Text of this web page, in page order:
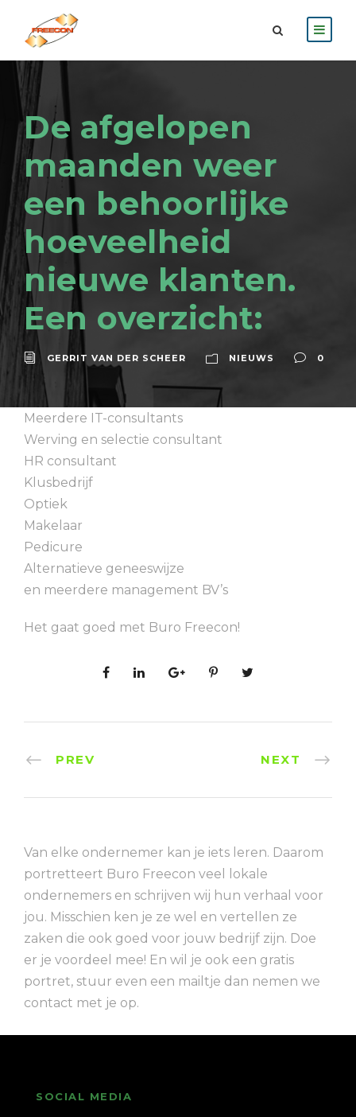
De afgelopen
maanden weer
een behoorlijke
hoeveelheid
nieuwe klanten.
Een overzicht:
GERRIT VAN DER SCHEER NIEUWS 0
Meerdere IT-consultants
Werving en selectie consultant
HR consultant
Klusbedrijf
Optiek
Makelaar
Pedicure
Alternatieve geneeswijze
en meerdere management BV’s
Het gaat goed met Buro Freecon!
PREV NEXT
Van elke ondernemer kan je iets leren. Daarom
portretteert Buro Freecon veel lokale
ondernemers en schrijven wij hun verhaal voor
jou. Misschien ken je ze wel en vertellen ze
zaken die ook goed voor jouw bedrijf zijn. Doe
er je voordeel mee! En wil je ook een gratis
portret, stuur even een mailtje dan nemen we
contact met je op.
SOCIAL MEDIA